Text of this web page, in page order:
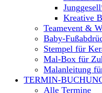
Kreative
Teamevent &
Baby-
Stempel für
Mal-Box für
Malanleitung
TERMIN-
Alle Termine